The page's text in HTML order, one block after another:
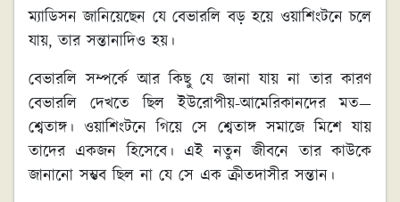
ম্যাডিসন জানিয়েছেন যে বেভারলি বড় হয়ে ওয়াশিংটনে চলে
যায়, তার সন্তানাদিও হয়।
বেভারলি সম্পর্কে আর কিছু যে জানা যায় না তার কারণ
বেভারলি দেখতে ছিল ইউরোপীয়-আমেরিকানদের মত—
শ্বেতাঙ্গ। ওয়াশিংটনে গিয়ে সে শ্বেতাঙ্গ সমাজে মিশে যায়
তাদের একজন হিসেবে। এই নতুন জীবনে তার কাউকে
জানানো সম্ভব ছিল না যে সে এক ক্রীতদাসীর সন্তান।